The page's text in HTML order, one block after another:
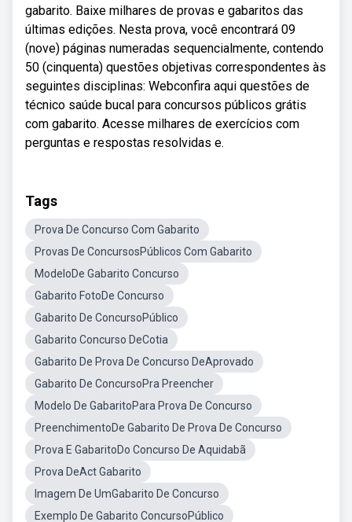
gabarito. Baixe milhares de provas e gabaritos das
últimas edições. Nesta prova, você encontrará 09
(nove) páginas numeradas sequencialmente, contendo
50 (cinquenta) questões objetivas correspondentes às
seguintes disciplinas: Webconfira aqui questões de
técnico saúde bucal para concursos públicos grátis
com gabarito. Acesse milhares de exercícios com
perguntas e respostas resolvidas e.
Tags
Prova De Concurso Com Gabarito
Provas De ConcursosPúblicos Com Gabarito
ModeloDe Gabarito Concurso
Gabarito FotoDe Concurso
Gabarito De ConcursoPúblico
Gabarito Concurso DeCotia
Gabarito De Prova De Concurso DeAprovado
Gabarito De ConcursoPra Preencher
Modelo De GabaritoPara Prova De Concurso
PreenchimentoDe Gabarito De Prova De Concurso
Prova E GabaritoDo Concurso De Aquidabã
Prova DeAct Gabarito
Imagem De UmGabarito De Concurso
Exemplo De Gabarito ConcursoPúblico